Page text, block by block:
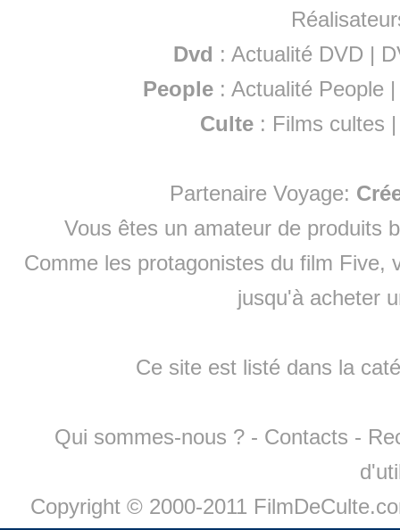
Dvd : Actualité DVD |
People :Actualité People
Culte : Films cultes
Partenaire Voyage:
Vous êtes un amateur de produits
Comme les protagonistes du film Five,
jusqu'à acheter
Ce site est listé dans la
Qui sommes-nous ? - Contacts -
Copyright © 2000-2011